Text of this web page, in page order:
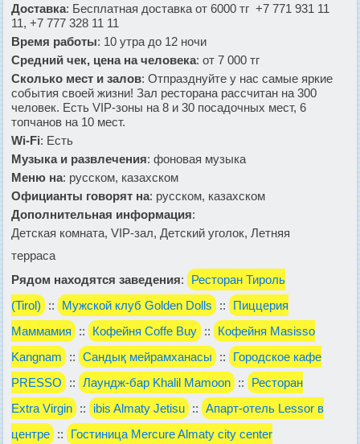
Доставка: Бесплатная доставка от 6000 тг +7 771 931 11
11, +7 777 328 11 11
Время работы: 10 утра до 12 ночи
Средний чек, цена на человека: от 7 000 тг
Сколько мест и залов: Отпразднуйте у нас самые яркие
события своей жизни! Зал ресторана рассчитан на 300
человек. Есть VIP-зоны на 8 и 30 посадочных мест, 6
топчанов на 10 мест.
Wi-Fi: Есть
Музыка и развлечения: фоновая музыка
Меню на: русском, казахском
Официанты говорят на: русском, казахском
Дополнительная информация:
Детская комната, VIP-зал, Детский уголок, Летняя
терраса
Рядом находятся заведения:
Ресторан Тироль
(Tirol)
:: Мужской клуб Golden Dolls ::
Пиццерия
Маммамия
:: Кофейня Coffe Buy ::
Кофейня Masisso
Kangnam
:: Сандық мейрамханасы ::
Городское кафе
PRESSO
:: Лаундж-бар Khalil Mamoon ::
Ресторан
Extra Virgin :: ibis Almaty Jetisu :: Апарт-отель Lessor в
центре ::
Гостиница Mercure Almaty city center